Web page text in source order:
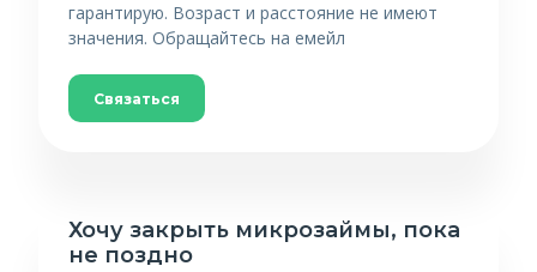
гарантирую. Возраст и расстояние не имеют
значения. Обращайтесь на емейл
Связаться
Хочу закрыть микрозаймы, пока
не поздно